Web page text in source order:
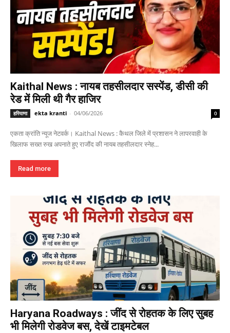
Kaithal News : नायब तहसीलदार सस्पेंड, डीसी की
रेड में मिली थी गैर हाजिर
हरियाणा ekta kranti - 04/06/2026 0
एकता क्रांति न्यूज नेटवर्क। Kaithal News : कैथल जिले में प्रशासन ने लापरवाही के
खिलाफ सख्त रुख अपनाते हुए राजौंद की नायब तहसीलदार स्नेह...
Read more
Haryana Roadways : जींद से रोहतक के लिए सुबह
भी मिलेगी रोडवेज बस, देखें टाइमटेबल